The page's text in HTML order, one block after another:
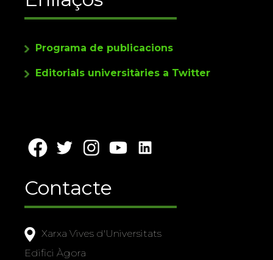
Programa de publicacions
Editorials universitàries a Twitter
Contacte
Xarxa Vives d'Universitats
Edifici Àgora